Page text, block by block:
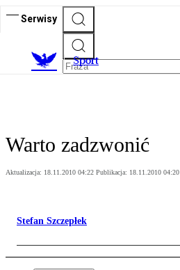
Serwisy
Sport
Warto zadzwonić
Aktualizacja: 18.11.2010 04:22 Publikacja: 18.11.2010 04:20
Stefan Szczepłek